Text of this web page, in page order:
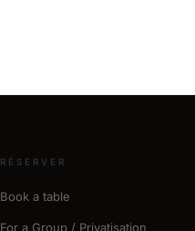
RÉSERVER
Book a table
For a Group / Privatisation